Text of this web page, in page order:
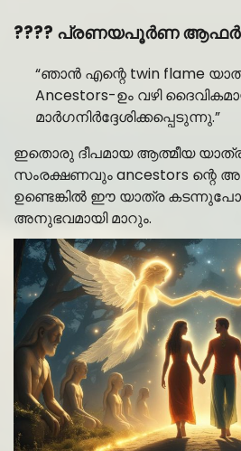
???? പ്രണയപൂർണ
“ഞാൻ എന്റെ twin flame
Ancestors-ഉം വഴി
മാർഗനിർദ്ദേശിക്കപ്പെടുന്നു.”
ഇതൊരു ദീപമായ ആത്മീയ
സംരക്ഷണവും ancestors
ഉണ്ടെങ്കിൽ ഈ യാത്ര
അനുഭവമായി മാറും.